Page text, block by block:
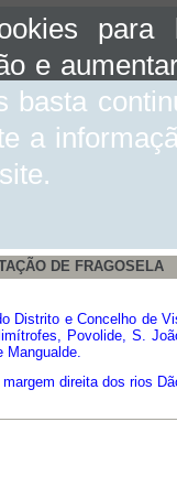
para
e
basta
a
DE FRAGOSELA
Distrito e Concelho de
Povolide, S.
Mangualde.
direita dos rios